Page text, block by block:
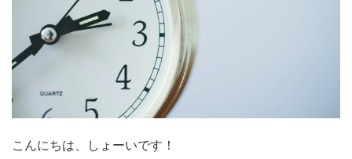
こんにちは、しょーいです！